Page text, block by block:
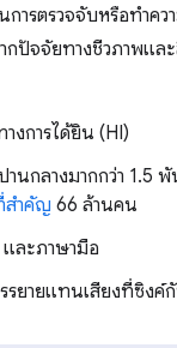
การตรวจจับหรือทำคว
กปัจจัยทางชีวภาพแล
งการได้ยิน (HI)
นกลางมากกว่า 1.5 พั
สำคัญ 66 ล้านคน
และภาษามือ
รยายแทนเสียงที่ซิงค์